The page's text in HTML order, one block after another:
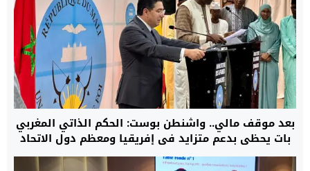
بعد موقف مالي.. واشنطن بوست: الحكم الذاتي المغربي
بات يحظى بدعم متزايد في إفريقيا ومعظم دول الاتحاد
الأوروبي